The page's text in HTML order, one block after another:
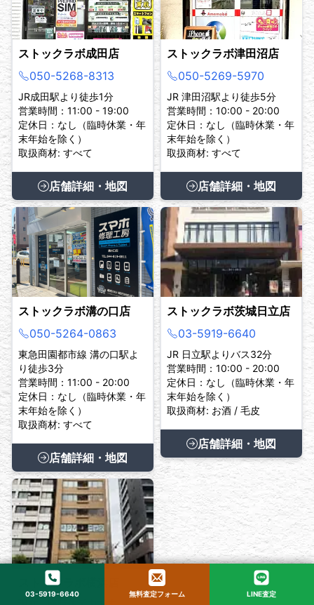
ストックラボ成田店
050-5268-8313
JR成田駅より徒歩1分
営業時間：11:00 - 19:00
定休日：なし（臨時休業・年
末年始を除く）
取扱商材: すべて
店舗詳細・地図
ストックラボ津田沼店
050-5269-5970
JR 津田沼駅より徒歩5分
営業時間：10:00 - 20:00
定休日：なし（臨時休業・年
末年始を除く）
取扱商材: すべて
店舗詳細・地図
ストックラボ溝の口店
050-5264-0863
東急田園都市線 溝の口駅よ
り徒歩3分
営業時間：11:00 - 20:00
定休日：なし（臨時休業・年
末年始を除く）
取扱商材: すべて
店舗詳細・地図
ストックラボ茨城日立店
03-5919-6640
JR 日立駅よりバス32分
営業時間：10:00 - 20:00
定休日：なし（臨時休業・年
末年始を除く）
取扱商材: お酒 / 毛皮
店舗詳細・地図
ストックラボ横浜店
03-5919-6640 無料査定フォーム LINE査定